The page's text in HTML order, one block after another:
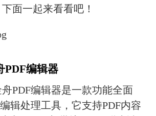
面一起来看看吧！
PDF编辑器
PDF编辑器是一款功能全面
辑处理工具，它支持PDF内容